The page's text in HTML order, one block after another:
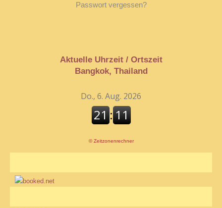
Passwort vergessen?
Aktuelle Uhrzeit / Ortszeit
Bangkok, Thailand
©Zeitzonenrechner